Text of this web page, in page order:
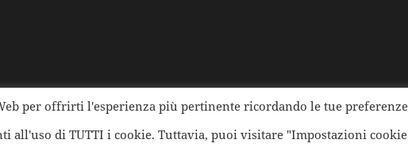
e dei Geometri Laureati della Provincia di Ravenna | Tutti i diritti
per offrirti l'esperienza più pertinente ricordando le tue
all'uso di TUTTI i cookie. Tuttavia, puoi visitare "Impostazioni